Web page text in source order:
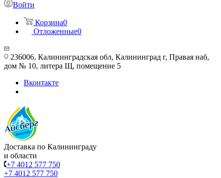
Войти
Корзина0
Отложенные0
236006, Калининградская обл, Калининград г, Правая наб,
дом № 10, литера Щ, помещение 5
Вконтакте
Доставка по Калининграду
и области
+7 4012 577 750
+7 4012 577 750